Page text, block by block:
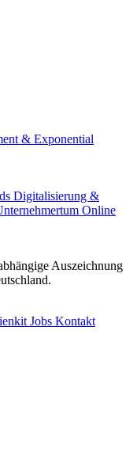
& Exponential
Digitalisierung &
Online
Auszeichnung
Jobs Kontakt